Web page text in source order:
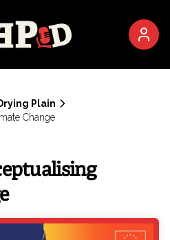
Plain
Change